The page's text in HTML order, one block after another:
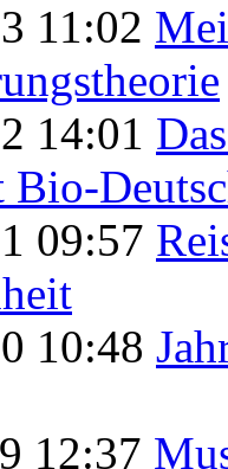
11:02
14:01
Bio-
09:57
10:48
12:37